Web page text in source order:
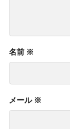
名前 ※
メール ※